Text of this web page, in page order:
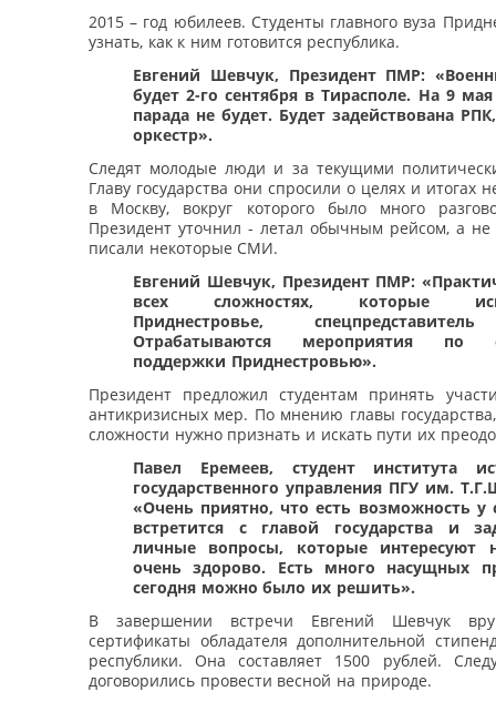
2015 – год юбилеев. Студенты главного вуза
узнать, как к ним готовится республика.
Евгений Шевчук, Президент ПМР:
будет 2-го сентября в Тирасполе. На 9
парада не будет. Будет задействована
оркестр».
Следят молодые люди и за текущими
Главу государства они спросили о целях и итогах
в Москву, вокруг которого было много
Президент уточнил - летал обычным рейсом, а
писали некоторые СМИ.
Евгений Шевчук, Президент ПМР:
всех сложностях, которые
Приднестровье,
Отрабатываются мероприятия по
поддержки Приднестровью».
Президент предложил студентам принять
антикризисных мер. По мнению главы
сложности нужно признать и искать пути их
Павел Еремеев, студент института
государственного управления ПГУ им.
«Очень приятно, что есть возможность у
встретится с главой государства и
личные вопросы, которые интересуют
очень здорово. Есть много насущных
сегодня можно было их решить».
В завершении встречи Евгений Шевчук
сертификаты обладателя дополнительной
республики. Она составляет 1500 рублей.
договорились провести весной на природе.